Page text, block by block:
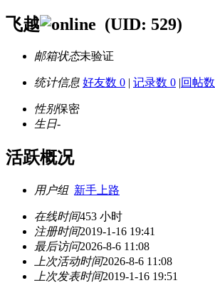
飞越 (UID: 529)
邮箱状态未验证
统计信息 好友数 0 | 记录数 0 |回帖
性别保密
生日-
活跃概况
用户组 新手上路
在线时间453 小时
注册时间2019-1-16 19:41
最后访问2026-8-6 11:08
上次活动时间2026-8-6 11:08
上次发表时间2019-1-16 19:51